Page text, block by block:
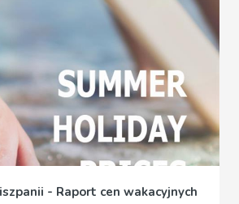
- Raport cen wakacyjnych